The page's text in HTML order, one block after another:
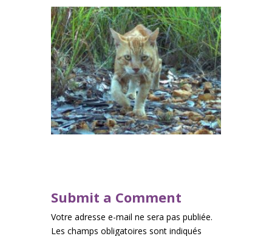
Submit a Comment
Votre adresse e-mail ne sera pas publiée.
Les champs obligatoires sont indiqués